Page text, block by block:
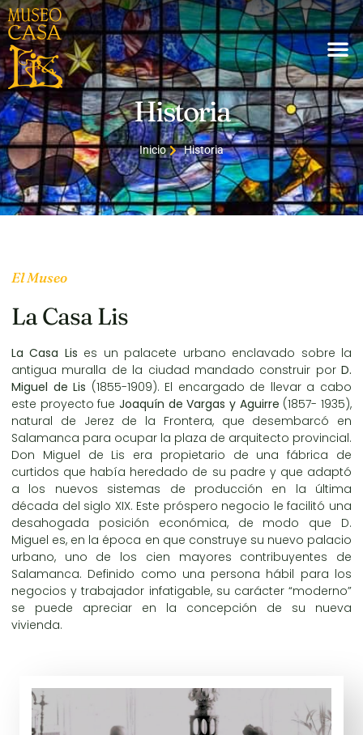
Historia
Inicio Historia
El Museo
La Casa Lis
La Casa Lis es un palacete urbano enclavado sobre la
antigua muralla de la ciudad mandado construir por D.
Miguel de Lis (1855-1909). El encargado de llevar a cabo
este proyecto fue Joaquín de Vargas y Aguirre (1857- 1935),
natural de Jerez de la Frontera, que desembarcó en
Salamanca para ocupar la plaza de arquitecto provincial.
Don Miguel de Lis era propietario de una fábrica de
curtidos que había heredado de su padre y que adaptó
a los nuevos sistemas de producción en la última
década del siglo XIX. Este próspero negocio le facilitó una
desahogada posición económica, de modo que D.
Miguel es, en la época en que construye su nuevo palacio
urbano, uno de los cien mayores contribuyentes de
Salamanca. Definido como una persona hábil para los
negocios y trabajador infatigable, su carácter “moderno”
se puede apreciar en la concepción de su nueva
vivienda.